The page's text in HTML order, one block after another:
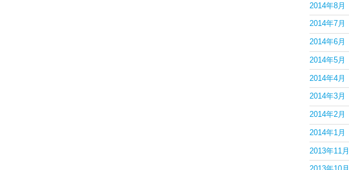
2014年8月
2014年7月
2014年6月
2014年5月
2014年4月
2014年3月
2014年2月
2014年1月
2013年11月